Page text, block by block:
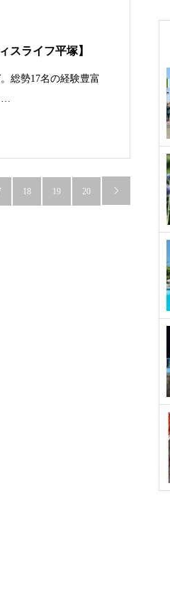
スライフ平塚】
総勢17名の経験豊富
18 19 20 